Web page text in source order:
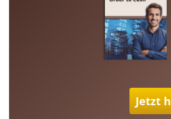
Jetzt